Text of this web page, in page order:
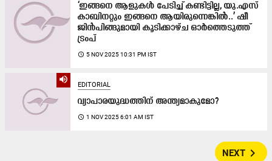
‘ഇങ്ങനെ ആളുകൾ പേടിച്ച് കണ്ടിട്ടില്ല, യു.എസ്
കാബിനറ്റും ഇങ്ങനെ ആയിരുന്നെങ്കിൽ..’ ഷീ
ജിൻപിങ്ങുമായി കൂടിക്കാഴ്ച ഓർത്തെടുത്ത്
ട്രംപ്
access_time 5 NOV 2025 10:31 PM IST
volume_up
EDITORIAL
വ്യാപാരയുദ്ധത്തിന് അന്ത്യമാകുമോ?
access_time 1 NOV 2025 6:01 AM IST
NEXT navigate_next